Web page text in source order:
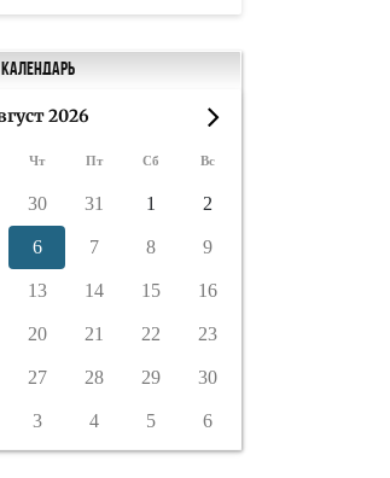
Календарь
2026
Чт Пт Сб Вс
30 31 1 2
6 7 8 9
13 14 15 16
20 21 22 23
27 28 29 30
3 4 5 6